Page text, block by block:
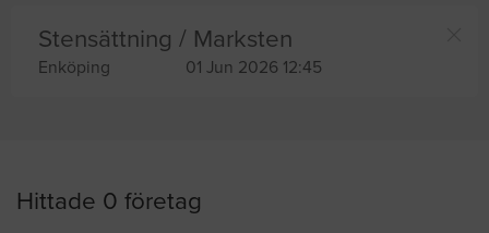
Stensättning / Marksten
Enköping 01 Jun 2026 12:45
Hittade 0 företag